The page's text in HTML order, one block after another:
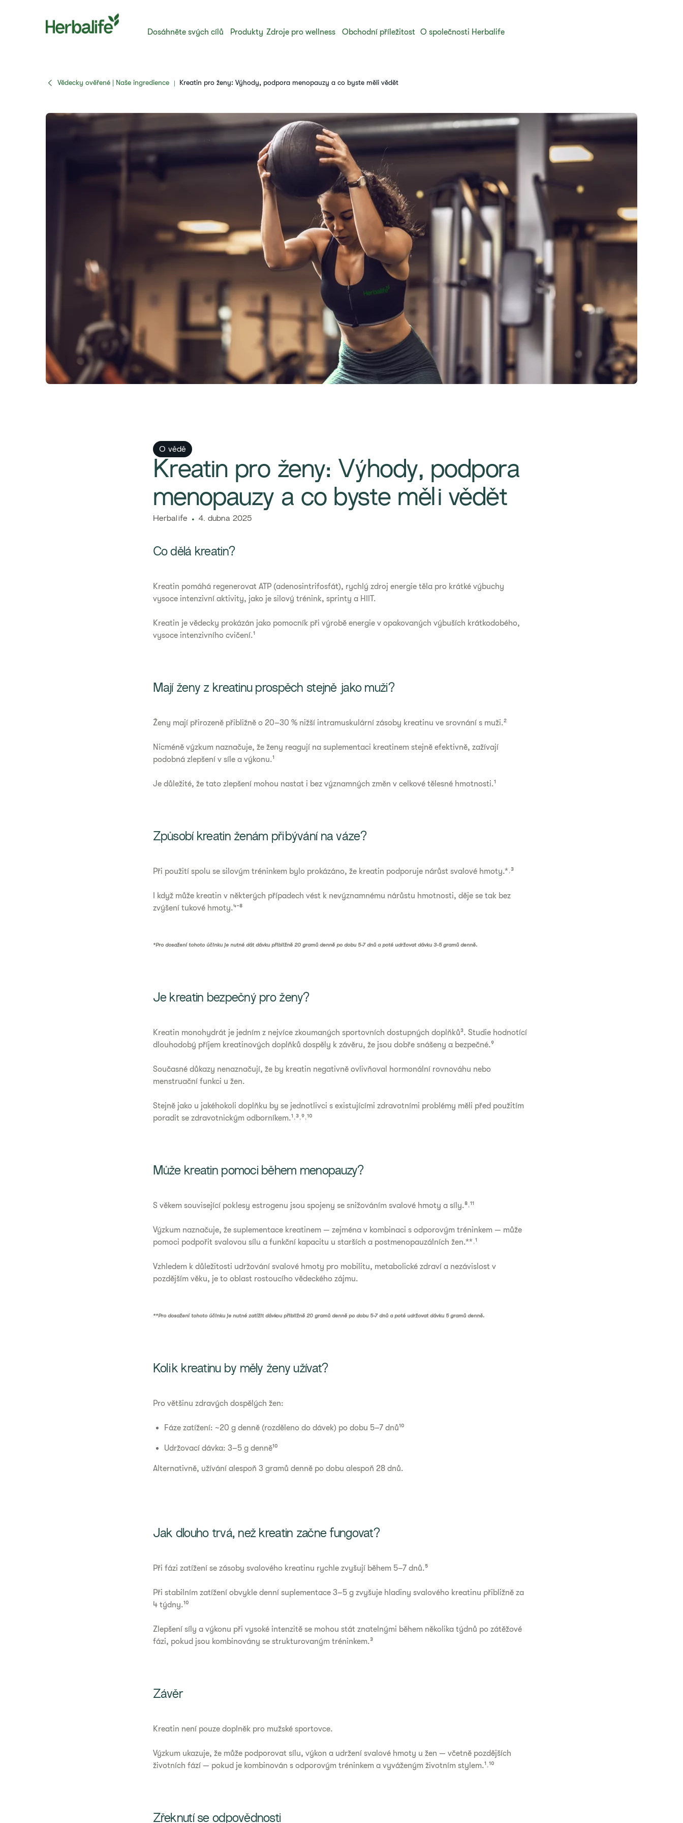
Dosáhněte svých cílů Produkty Zdroje pro wellness Obchodní příležitost O společnosti Herbalife
Vědecky ověřené | Naše ingredience | Kreatin pro ženy: Výhody, podpora menopauzy a co byste měli vědět
​​O vědě​
Kreatin pro ženy: Výhody, podpora
menopauzy a co byste měli vědět
​​Herbalife​ 4. dubna 2025
Co dělá kreatin?
Kreatin pomáhá regenerovat ATP (adenosintrifosfát), rychlý zdroj energie těla pro krátké výbuchy
vysoce intenzivní aktivity, jako je silový trénink, sprinty a HIIT.
Kreatin je vědecky prokázán jako pomocník při výrobě energie v opakovaných výbuších krátkodobého,
vysoce intenzivního cvičení.¹
Mají ženy z kreatinu prospěch stejně jako muži?
Ženy mají přirozeně přibližně o 20–30 % nižší intramuskulární zásoby kreatinu ve srovnání s muži.²
Nicméně výzkum naznačuje, že ženy reagují na suplementaci kreatinem stejně efektivně, zažívají
podobná zlepšení v síle a výkonu.¹
Je důležité, že tato zlepšení mohou nastat i bez významných změn v celkové tělesné hmotnosti.¹
Způsobí kreatin ženám přibývání na váze?
Při použití spolu se silovým tréninkem bylo prokázáno, že kreatin podporuje nárůst svalové hmoty.*˒³
I když může kreatin v některých případech vést k nevýznamnému nárůstu hmotnosti, děje se tak bez
zvýšení tukové hmoty.⁴⁻⁸
*Pro dosažení tohoto účinku je nutné dát dávku přibližně 20 gramů denně po dobu 5-7 dnů a poté udržovat dávku 3-5 gramů denně.
Je kreatin bezpečný pro ženy?
Kreatin monohydrát je jedním z nejvíce zkoumaných sportovních dostupných doplňků³. Studie hodnotící
dlouhodobý příjem kreatinových doplňků dospěly k závěru, že jsou dobře snášeny a bezpečné.⁹
Současné důkazy nenaznačují, že by kreatin negativně ovlivňoval hormonální rovnováhu nebo
menstruační funkci u žen.
Stejně jako u jakéhokoli doplňku by se jednotlivci s existujícími zdravotními problémy měli před použitím
poradit se zdravotnickým odborníkem.¹˒³˒⁹˒¹⁰
Může kreatin pomoci během menopauzy?
S věkem související poklesy estrogenu jsou spojeny se snižováním svalové hmoty a síly.⁸˒¹¹
Výzkum naznačuje, že suplementace kreatinem — zejména v kombinaci s odporovým tréninkem — může
pomoci podpořit svalovou sílu a funkční kapacitu u starších a postmenopauzálních žen.**˒¹
Vzhledem k důležitosti udržování svalové hmoty pro mobilitu, metabolické zdraví a nezávislost v
pozdějším věku, je to oblast rostoucího vědeckého zájmu.
**Pro dosažení tohoto účinku je nutné zatížit dávkou přibližně 20 gramů denně po dobu 5-7 dnů a poté udržovat dávku 5 gramů denně.
Kolik kreatinu by měly ženy užívat?
Pro většinu zdravých dospělých žen:
Fáze zatížení: ~20 g denně (rozděleno do dávek) po dobu 5–7 dnů¹⁰
Udržovací dávka: 3–5 g denně¹⁰
Alternativně, užívání alespoň 3 gramů denně po dobu alespoň 28 dnů.
Jak dlouho trvá, než kreatin začne fungovat?
Při fázi zatížení se zásoby svalového kreatinu rychle zvyšují během 5–7 dnů.⁵
Při stabilním zatížení obvykle denní suplementace 3–5 g zvyšuje hladiny svalového kreatinu přibližně za
4 týdny.¹⁰
Zlepšení síly a výkonu při vysoké intenzitě se mohou stát znatelnými během několika týdnů po zátěžové
fázi, pokud jsou kombinovány se strukturovaným tréninkem.³
Závěr
Kreatin není pouze doplněk pro mužské sportovce.
Výzkum ukazuje, že může podporovat sílu, výkon a udržení svalové hmoty u žen — včetně pozdějších
životních fází — pokud je kombinován s odporovým tréninkem a vyváženým životním stylem.¹˒¹⁰
Zřeknutí se odpovědnosti